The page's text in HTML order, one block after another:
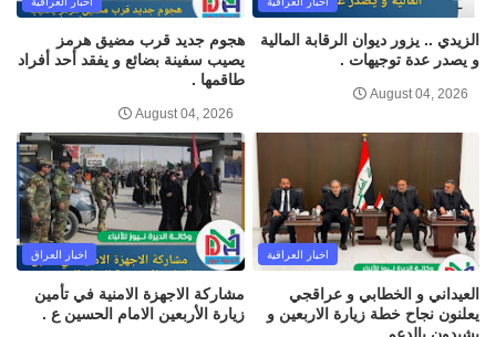
الزيدي .. يزور ديوان الرقابة المالية
و يصدر عدة توجيهات .
August 04, 2026
هجوم جديد قرب مضيق هرمز
يصيب سفينة بضائع و يفقد أحد أفراد
طاقمها .
August 04, 2026
اخبار العراقية
العيداني و الخطابي و عراقجي
يعلنون نجاح خطة زيارة الاربعين و
يشيدون بالدعم .
اخبار العراق
مشاركة الاجهزة الامنية في تأمين
زيارة الأربعين الامام الحسين ع .